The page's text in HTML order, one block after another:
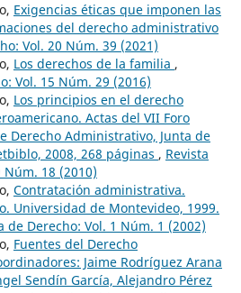
Exigencias éticas que imponen las
del derecho administrativo
Vol. 20 Núm. 39 (2021)
Los derechos de la familia ,
Vol. 15 Núm. 29 (2016)
Los principios en el derecho
Actas del VII Foro
Derecho Administrativo, Junta de
2008, 268 páginas , Revista
18 (2010)
Contratación administrativa.
Universidad de Montevideo, 1999.
de Derecho: Vol. 1 Núm. 1 (2002)
Fuentes del Derecho
Jaime Rodríguez Arana
Sendín García, Alejandro Pérez